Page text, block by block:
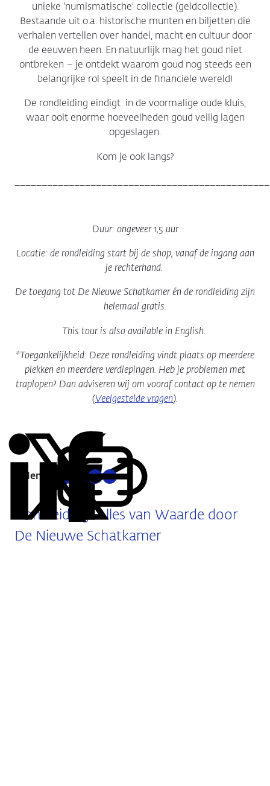
unieke 'numismatische' collectie (geldcollectie).
Bestaande uit o.a. historische munten en biljetten die
verhalen vertellen over handel, macht en cultuur door
de eeuwen heen. En natuurlijk mag het goud niet
ontbreken – je ontdekt waarom goud nog steeds een
belangrijke rol speelt in de financiële wereld!
De rondleiding eindigt in de voormalige oude kluis,
waar ooit enorme hoeveelheden goud veilig lagen
opgeslagen.
Kom je ook langs?
Duur: ongeveer 1,5 uur
Locatie: de rondleiding start bij de shop, vanaf de ingang aan
je rechterhand.
De toegang tot De Nieuwe Schatkamer én de rondleiding zijn
helemaal gratis.
This tour is also available in English.
*Toegankelijkheid: Deze rondleiding vindt plaats op meerdere
plekken en meerdere verdiepingen. Heb je problemen met
traplopen? Dan adviseren wij om vooraf contact op te nemen
(Veelgestelde vragen).
Delen:
Deel
LinkedIn
Deel
via
X
Deel
Facebook
Deel
via
E-
Kopieer
deze
URL
Rondleiding: Alles van Waarde door
De Nieuwe Schatkamer